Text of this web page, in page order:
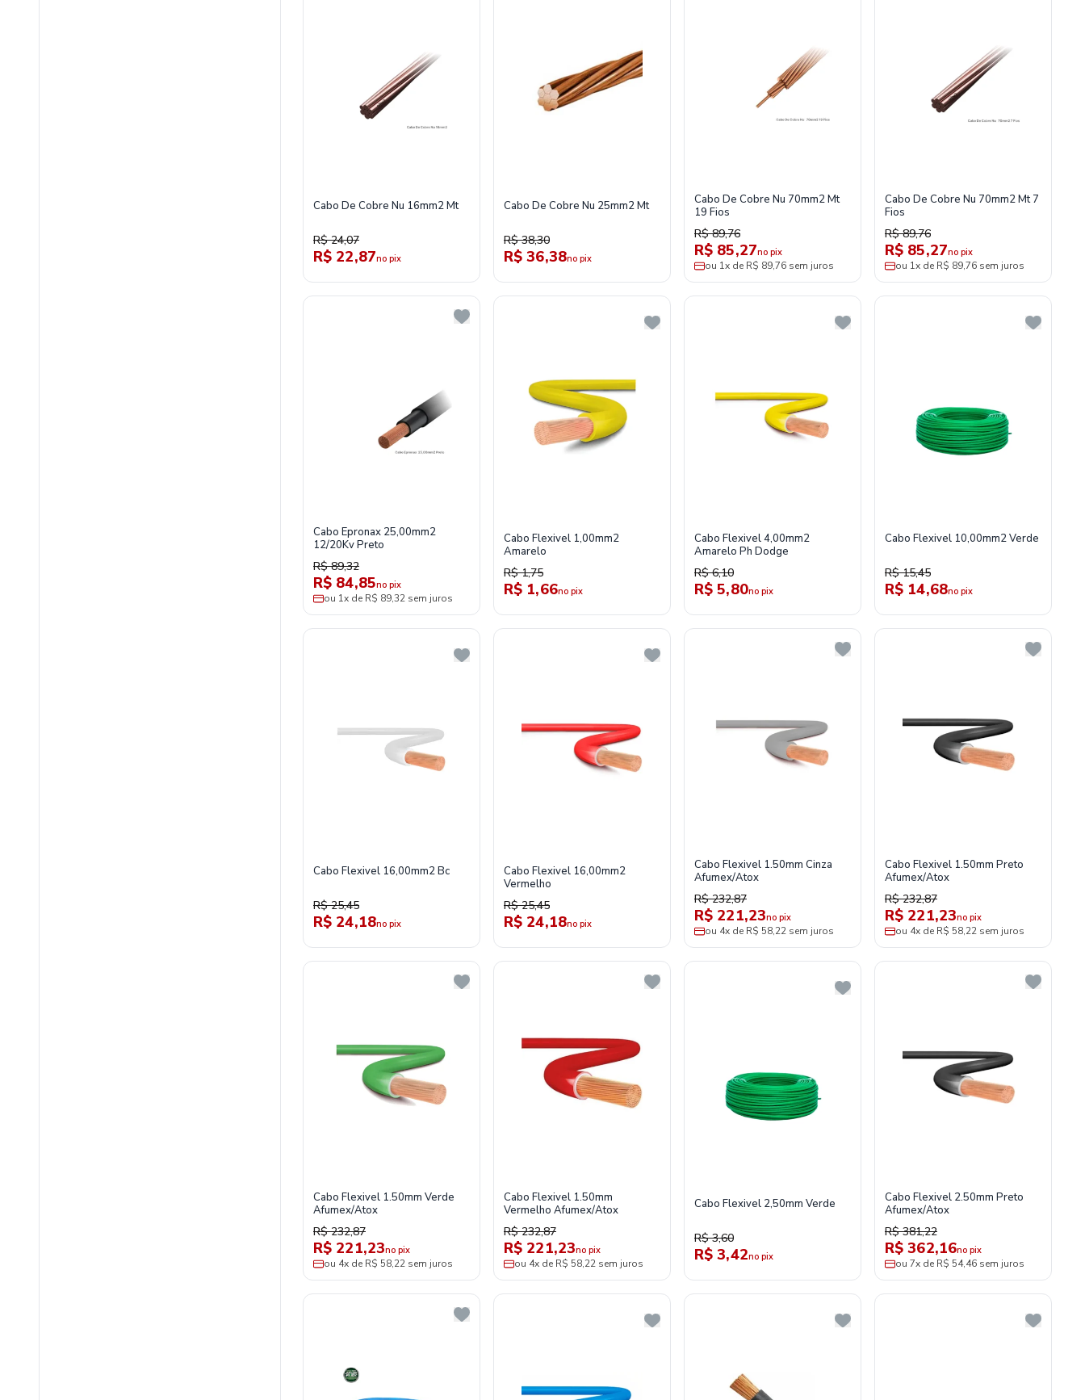
materiais-eletricos/fios-cabos-e-conectores/fios-e-cabos-eletricos
Cabo De Cobre Nu 16mm2 Mt
R$ 24,07
R$ 22,87no pix
Cabo De Cobre Nu 25mm2 Mt
R$ 38,30
R$ 36,38no pix
Cabo De Cobre Nu 70mm2 Mt
19 Fios
R$ 89,76
R$ 85,27no pix
ou 1x de R$ 89,76 sem juros
Cabo De Cobre Nu 70mm2 Mt 7
Fios
R$ 89,76
R$ 85,27no pix
ou 1x de R$ 89,76 sem juros
Cabo Epronax 25,00mm2
12/20Kv Preto
R$ 89,32
R$ 84,85no pix
ou 1x de R$ 89,32 sem juros
Cabo Flexivel 1,00mm2
Amarelo
R$ 1,75
R$ 1,66no pix
Cabo Flexivel 4,00mm2
Amarelo Ph Dodge
R$ 6,10
R$ 5,80no pix
Cabo Flexivel 10,00mm2 Verde
R$ 15,45
R$ 14,68no pix
Cabo Flexivel 16,00mm2 Bc
R$ 25,45
R$ 24,18no pix
Cabo Flexivel 16,00mm2
Vermelho
R$ 25,45
R$ 24,18no pix
Cabo Flexivel 1.50mm Cinza
Afumex/Atox
R$ 232,87
R$ 221,23no pix
ou 4x de R$ 58,22 sem juros
Cabo Flexivel 1.50mm Preto
Afumex/Atox
R$ 232,87
R$ 221,23no pix
ou 4x de R$ 58,22 sem juros
Cabo Flexivel 1.50mm Verde
Afumex/Atox
R$ 232,87
R$ 221,23no pix
ou 4x de R$ 58,22 sem juros
Cabo Flexivel 1.50mm
Vermelho Afumex/Atox
R$ 232,87
R$ 221,23no pix
ou 4x de R$ 58,22 sem juros
Cabo Flexivel 2,50mm Verde
R$ 3,60
R$ 3,42no pix
Cabo Flexivel 2.50mm Preto
Afumex/Atox
R$ 381,22
R$ 362,16no pix
ou 7x de R$ 54,46 sem juros